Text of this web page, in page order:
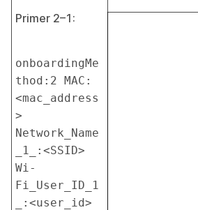
Primer 2–1:
onboardingMe
thod:2 MAC:
<mac_address
>
Network_Name
_1_:<SSID>
Wi-
Fi_User_ID_1
_:<user_id>